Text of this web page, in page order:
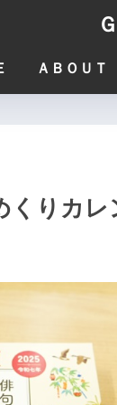
ＡＢＯＵＴ
りカレ